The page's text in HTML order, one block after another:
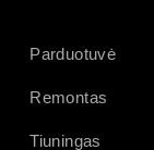
Parduotuvė
Remontas
Tiuningas